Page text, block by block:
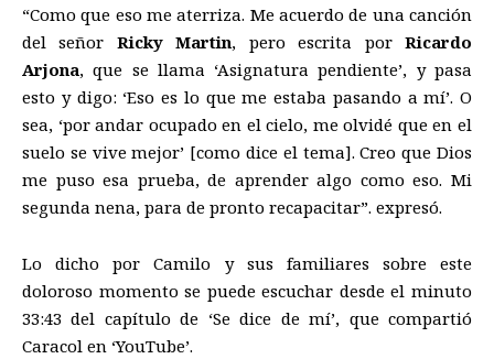
“Como que eso me aterriza. Me acuerdo de una canción
del señor Ricky Martin, pero escrita porRicardo
Arjona, que se llama ‘Asignatura pendiente’, y pasa
esto y digo: ‘Eso es lo que me estaba pasando a mí’. O
sea, ‘por andar ocupado en el cielo, me olvidé que en el
suelo se vive mejor’ [como dice el tema]. Creo que Dios
me puso esa prueba, de aprender algo como eso. Mi
segunda nena, para de pronto recapacitar”. expresó.
Lo dicho por Camilo y sus familiares sobre este
doloroso momento se puede escuchar desde el minuto
33:43 del capítulo de ‘Se dice de mí’, que compartió
Caracol en ‘YouTube’.